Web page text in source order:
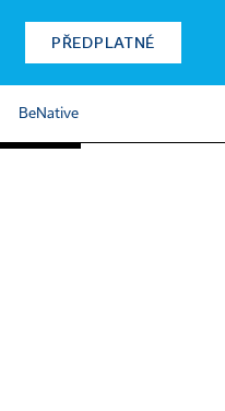
PŘEDPLATNÉ
BeNative